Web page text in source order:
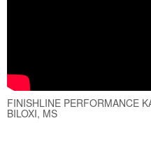
FINISHLINE PERFORMANCE
BILOXI, MS